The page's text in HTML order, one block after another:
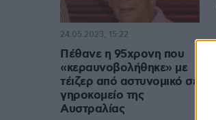
Πέθανε η 95χρονη που
«κεραυνοβολήθηκε» με
τέιζερ από αστυνομικό σε
γηροκομείο της
Αυστραλίας
24.05.2023, 15:22